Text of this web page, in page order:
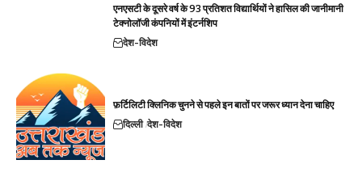
एनएसटी के दूसरे वर्ष के 93 प्रतिशत विद्यार्थियों ने हासिल की जानीमानी
टेक्नोलॉजी कंपनियों में इंटर्नशिप
देश-विदेश
फ़र्टिलिटी क्लिनिक चुनने से पहले इन बातों पर जरूर ध्यान देना चाहिए
दिल्ली देश-विदेश